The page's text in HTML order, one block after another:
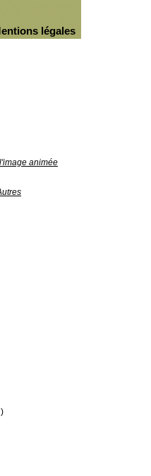
légales
animée